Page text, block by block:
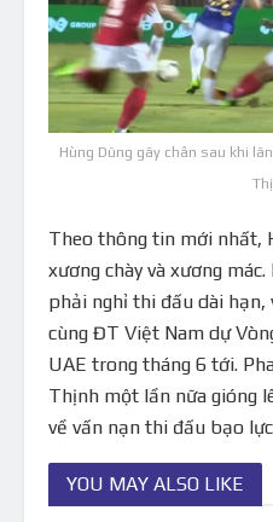
Hùng Dũng gãy chân sau khi
Theo thông tin mới nhất,
xương chày và xương
phải nghỉ thi đấu dài hạn,
cùng ĐT Việt Nam dự
UAE trong tháng 6 tới.
Thịnh một lần nữa gióng
về vấn nạn thi đấu bạo
YOU MAY ALSO LIKE